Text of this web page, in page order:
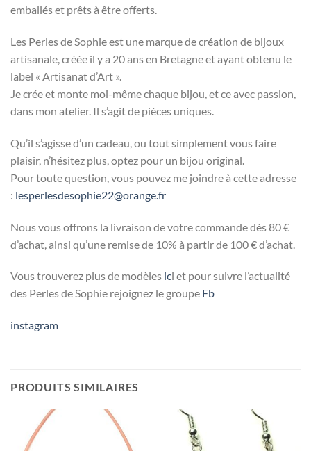
emballés et prêts à être offerts.
Les Perles de Sophie est une marque de création de bijoux
artisanale, créée il y a 20 ans en Bretagne et ayant obtenu le
label « Artisanat d’Art ».
Je crée et monte moi-même chaque bijou, et ce avec passion,
dans mon atelier. Il s’agit de pièces uniques.
Qu’il s’agisse d’un cadeau, ou tout simplement vous faire
plaisir, n’hésitez plus, optez pour un bijou original.
Pour toute question, vous pouvez me joindre à cette adresse
: lesperlesdesophie22@orange.fr
Nous vous offrons la livraison de votre commande dès 80 €
d’achat, ainsi qu’une remise de 10% à partir de 100 € d’achat.
Vous trouverez plus de modèles ici et pour suivre l’actualité
des Perles de Sophie rejoignez le groupe Fb
instagram
PRODUITS SIMILAIRES